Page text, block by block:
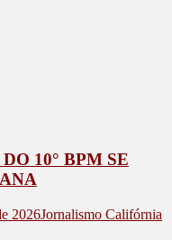
10° BPM SE
2026Jornalismo Califórnia